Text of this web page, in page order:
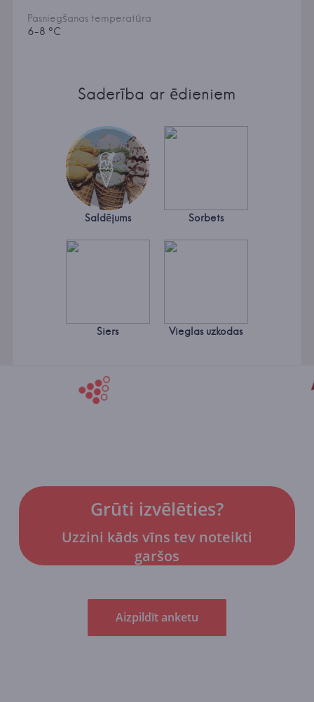
Pasniegšanas temperatūra
6-8 °C
Saderība ar ēdieniem
Saldējums Sorbets
Siers Vieglas uzkodas
Grūti izvēlēties?
Uzzini kāds vīns tev noteikti
garšos
Aizpildīt anketu